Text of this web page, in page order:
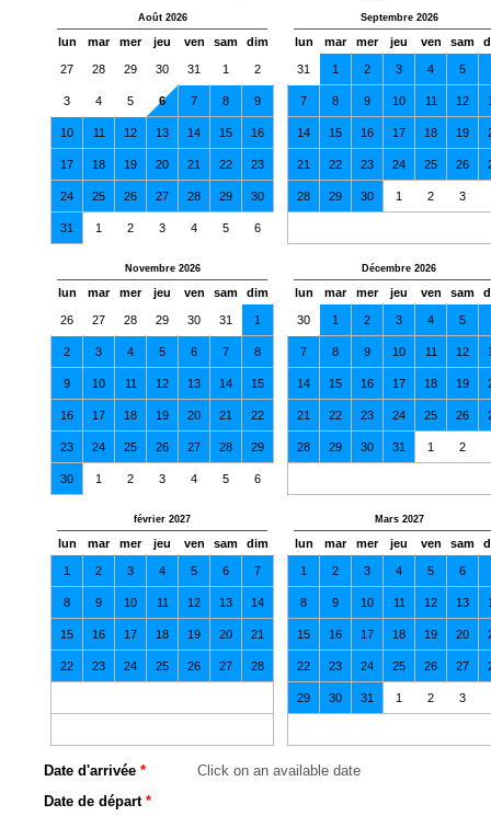
Août 2026
lun mar mer jeu ven sam dim
27 28 29 30 31 1 2
3 4 5 6 7 8 9
10 11 12 13 14 15 16
17 18 19 20 21 22 23
24 25 26 27 28 29 30
31 1 2 3 4 5 6
Septembre 2026
lun mar mer jeu ven sam
31 1 2 3 4 5
7 8 9 10 11 12
14 15 16 17 18 19
21 22 23 24 25 26
28 29 30 1 2 3
Novembre 2026
lun mar mer jeu ven sam dim
26 27 28 29 30 31 1
2 3 4 5 6 7 8
9 10 11 12 13 14 15
16 17 18 19 20 21 22
23 24 25 26 27 28 29
30 1 2 3 4 5 6
Décembre 2026
lun mar mer jeu ven sam
30 1 2 3 4 5
7 8 9 10 11 12
14 15 16 17 18 19
21 22 23 24 25 26
28 29 30 31 1 2
février 2027
lun mar mer jeu ven sam dim
1 2 3 4 5 6 7
8 9 10 11 12 13 14
15 16 17 18 19 20 21
22 23 24 25 26 27 28
Mars 2027
lun mar mer jeu ven sam
1 2 3 4 5 6
8 9 10 11 12 13
15 16 17 18 19 20
22 23 24 25 26 27
29 30 31 1 2 3
Date d'arrivée *
Date de départ *
For
For development purposes only
only